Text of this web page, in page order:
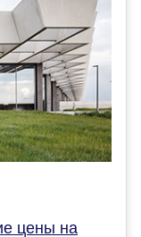
цены на